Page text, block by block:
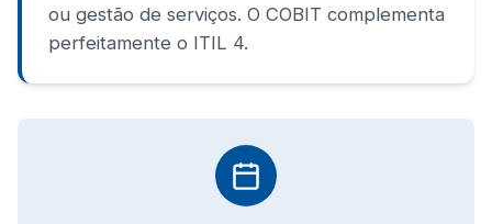
ou gestão de serviços. O COBIT complementa
perfeitamente o ITIL 4.